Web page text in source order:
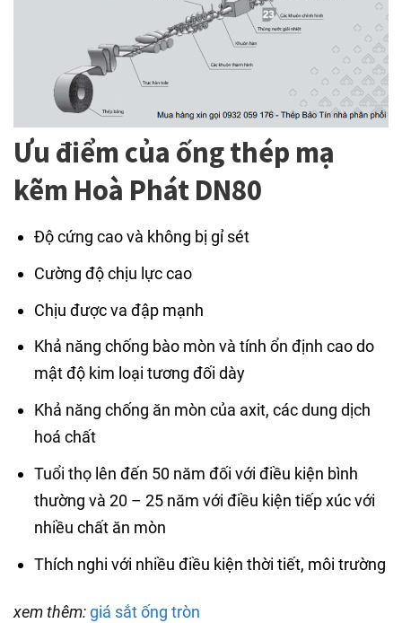
Ưu điểm của ống thép mạ
kẽm Hoà Phát DN80
Độ cứng cao và không bị gỉ sét
Cường độ chịu lực cao
Chịu được va đập mạnh
Khả năng chống bào mòn và tính ổn định cao do
mật độ kim loại tương đối dày
Khả năng chống ăn mòn của axit, các dung dịch
hoá chất
Tuổi thọ lên đến 50 năm đối với điều kiện bình
thường và 20 – 25 năm với điều kiện tiếp xúc với
nhiều chất ăn mòn
Thích nghi với nhiều điều kiện thời tiết, môi trường
xem thêm:giá sắt ống tròn